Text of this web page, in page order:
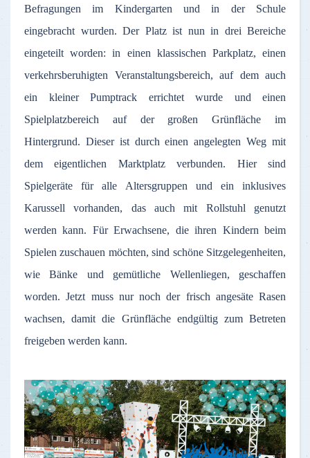
Befragungen im Kindergarten und in der Schule
eingebracht wurden. Der Platz ist nun in drei Bereiche
eingeteilt worden: in einen klassischen Parkplatz, einen
verkehrsberuhigten Veranstaltungsbereich, auf dem auch
ein kleiner Pumptrack errichtet wurde und einen
Spielplatzbereich auf der großen Grünfläche im
Hintergrund. Dieser ist durch einen angelegten Weg mit
dem eigentlichen Marktplatz verbunden. Hier sind
Spielgeräte für alle Altersgruppen und ein inklusives
Karussell vorhanden, das auch mit Rollstuhl genutzt
werden kann. Für Erwachsene, die ihren Kindern beim
Spielen zuschauen möchten, sind schöne Sitzgelegenheiten,
wie Bänke und gemütliche Wellenliegen, geschaffen
worden. Jetzt muss nur noch der frisch angesäte Rasen
wachsen, damit die Grünfläche endgültig zum Betreten
freigeben werden kann.